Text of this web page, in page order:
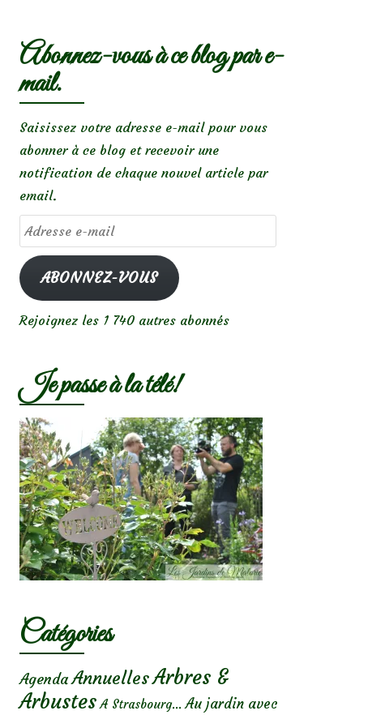
Abonnez-vous à ce blog par e-
mail.
Saisissez votre adresse e-mail pour vous
abonner à ce blog et recevoir une
notification de chaque nouvel article par
email.
Adresse
e-
mailABONNEZ-VOUS
Rejoignez les 1 740 autres abonnés
Je passe à la télé!
Catégories
Agenda AnnuellesArbres &
Arbustes A Strasbourg... Au jardin avec